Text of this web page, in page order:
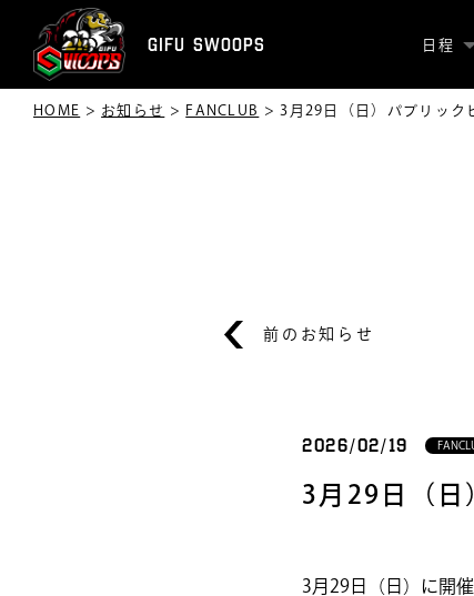
GIFU SWOOPS 日程
HOME > お知らせ > FANCLUB > 3月29日（日）パブリック
前のお知らせ
2026/02/19
3月29日（日
3月29日（日）に開